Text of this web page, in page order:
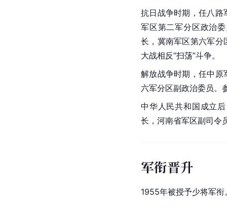
抗日战争时期，任八路
军区第二军分区政治
长，冀南军区第六军分
大战相反“扫荡”斗争。
解放战争时期，任中原
六军分区副政治委员。
中华人民共和国成立
长，河南省军区副司令
军衔晋升
1955年被授予少将军衔